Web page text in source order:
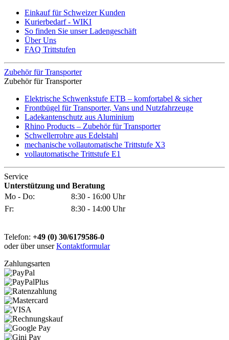
Einkauf für Schweizer Kunden
Kurierbedarf - WIKI
So finden Sie unser Ladengeschäft
Über Uns
FAQ Trittstufen
Zubehör für Transporter
Zubehör für Transporter
Elektrische Schwenkstufe ETB – komfortabel & sicher
Frontbügel für Transporter, Vans und Nutzfahrzeuge
Ladekantenschutz aus Aluminium
Rhino Products – Zubehör für Transporter
Schwellerrohre aus Edelstahl
mechanische vollautomatische Trittstufe X3
vollautomatische Trittstufe E1
Service
Unterstützung und Beratung
Mo - Do:
8:30 - 16:00 Uhr
Fr:
8:30 - 14:00 Uhr
Telefon: +49 (0) 30/6179586-0
oder über unserKontaktformular
Zahlungsarten